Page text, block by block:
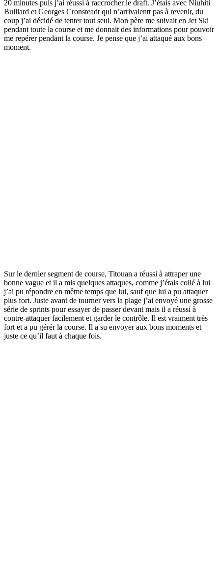
20 minutes puis j’ai réussi à raccrocher le draft. J’étais avec Niuhiti
Buillard et Georges Cronsteadt qui n’arrivaientt pas à revenir, du
coup j’ai décidé de tenter tout seul. Mon père me suivait en Jet Ski
pendant toute la course et me donnait des informations pour pouvoir
me repérer pendant la course. Je pense que j’ai attaqué aux bons
moment.
Sur le dernier segment de course, Titouan a réussi à attraper une
bonne vague et il a mis quelques attaques, comme j’étais collé à lui
j’ai pu répondre en même temps que lui, sauf que lui a pu attaquer
plus fort. Juste avant de tourner vers la plage j’ai envoyé une grosse
série de sprints pour essayer de passer devant mais il a réussi à
contre-attaquer facilement et garder le contrôle. Il est vraiment très
fort et a pu gérér la course. Il a su envoyer aux bons moments et
juste ce qu’il faut à chaque fois.